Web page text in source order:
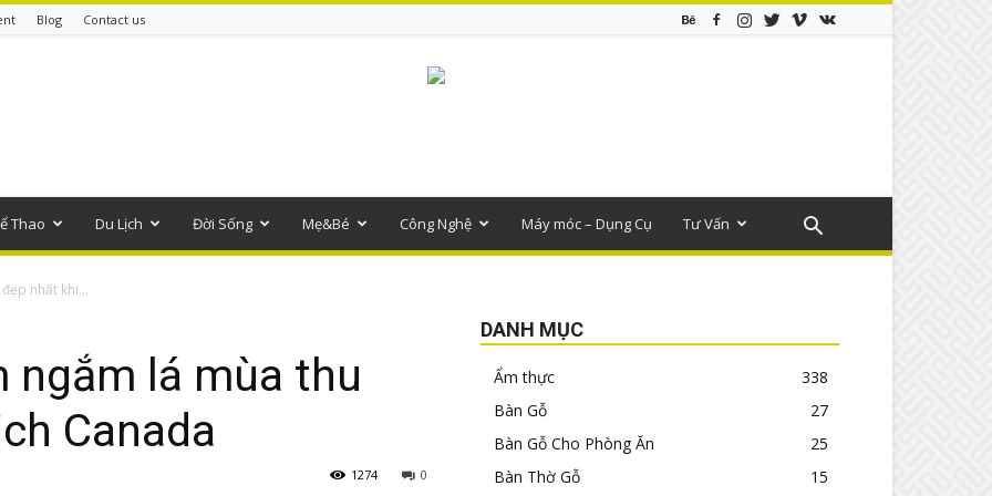
Blog Contact us
Thao Du Lịch Đời Sống Mẹ&Bé Công Nghệ Máy móc – Dụng Cụ Tư Vấn
nhất khi...
ngắm lá mùa thu
Canada
0
1274
DANH MỤC
Ẩm thực
338
Bàn Gỗ
27
Bàn Gỗ Cho Phòng Ăn
25
Bàn Thờ Gỗ
15